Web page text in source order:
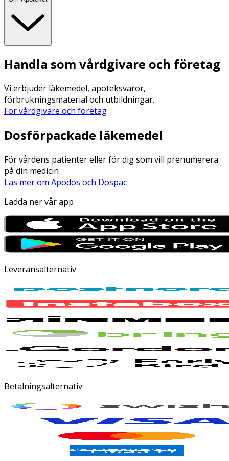
Handla som vårdgivare och företag
Vi erbjuder läkemedel, apoteksvaror,
förbrukningsmaterial och utbildningar.
För vårdgivare och företag
Dosförpackade läkemedel
För vårdens patienter eller för dig som vill prenumerera
på din medicin
Läs mer om Apodos och Dospac
Ladda ner vår app
Leveransalternativ
Betalningsalternativ